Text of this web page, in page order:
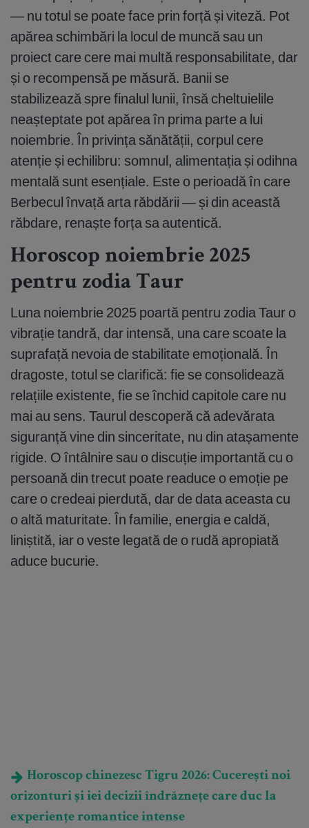
— nu totul se poate face prin forță și viteză. Pot
apărea schimbări la locul de muncă sau un
proiect care cere mai multă responsabilitate, dar
și o recompensă pe măsură. Banii se
stabilizează spre finalul lunii, însă cheltuielile
neașteptate pot apărea în prima parte a lui
noiembrie. În privința sănătății, corpul cere
atenție și echilibru: somnul, alimentația și odihna
mentală sunt esențiale. Este o perioadă în care
Berbecul învață arta răbdării — și din această
răbdare, renaște forța sa autentică.
Horoscop noiembrie 2025
pentru zodia Taur
Luna noiembrie 2025 poartă pentru zodia Taur o
vibrație tandră, dar intensă, una care scoate la
suprafață nevoia de stabilitate emoțională. În
dragoste, totul se clarifică: fie se consolidează
relațiile existente, fie se închid capitole care nu
mai au sens. Taurul descoperă că adevărata
siguranță vine din sinceritate, nu din atașamente
rigide. O întâlnire sau o discuție importantă cu o
persoană din trecut poate readuce o emoție pe
care o credeai pierdută, dar de data aceasta cu
o altă maturitate. În familie, energia e caldă,
liniștită, iar o veste legată de o rudă apropiată
aduce bucurie.
Horoscop chinezesc Tigru 2026: Cucerești noi
orizonturi și iei decizii îndrăznețe care duc la
experiențe romantice intense